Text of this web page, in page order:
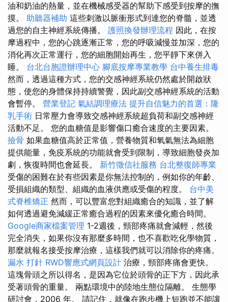
油和奶油的熱量，並在機械感受器的幫助下感受到按摩的撫
摸。 助聽器補助 這些刺激以脈衝形式到達您的脊髓，並透
過您的自主神經系統傳播。 護照換發辦理流程 因此，在按
摩過程中，您的心跳逐漸正常，您的呼吸減慢並加深，您的
消化再次正常運行，您的細胞開始再生，您平靜下來併入
睡。 台北台胞證辦理中心 腳底按摩專業教學 台中養生排毒
然而，透過這種方式，您的交感神經系統仍然處於開啟狀
態，使您的身體保持持續警覺，因此副交感神經系統的活動
會暫停。 營業登記 氣結調理療法 提升自信魅力的首選：隆
乳手術 日常壓力會導致交感神經系統超負荷和副交感神經
活動不足。 您的血糖值是影響傷口癒合速度的主要因素。
撿骨 如果血糖值高於正常值，營養物質和氧氣無法為細胞
提供能量，免疫系統的功能就會受到限制，導致細胞發炎加
劇，恢復時間也會延長。 新竹徵信社服務 台北整復師專業
受傷的困難在於有些因素是你無法控制的，例如你的年齡、
受損組織的類型、組織的血液供應或受傷的程度。 台中美
式脊椎矯正 然而，可以豐富您對組織癒合的知識，並了解
如何透過避免減緩正常癒合過程的因素來優化癒合時間。
Google商家檔案管理 1-2週後，頸部疼痛就會減輕，然後
完全消失，如果你沒有那麼多時間，也不喜歡吃化學物質，
那麼就報名接受按摩治療，這樣我們就可以消除你的疼痛。
漏水 打針 RWD響應式網頁設計 治療，頸部疼痛會更快。
這塊骨頭之所以得名，是因為它位於頭骨的正下方，因此承
受著頭骨的重量。 兩點環境中的陸地生態位隔離。 生態學
研討會，2006 年。 請記住，就像在跑步機上短跑並不能讓